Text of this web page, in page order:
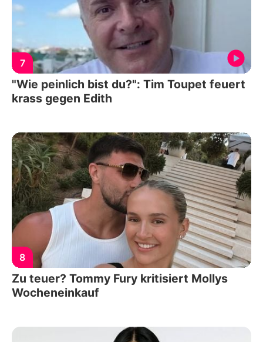
7
"Wie peinlich bist du?": Tim Toupet feuert
krass gegen Edith
8
Zu teuer? Tommy Fury kritisiert Mollys
Wocheneinkauf